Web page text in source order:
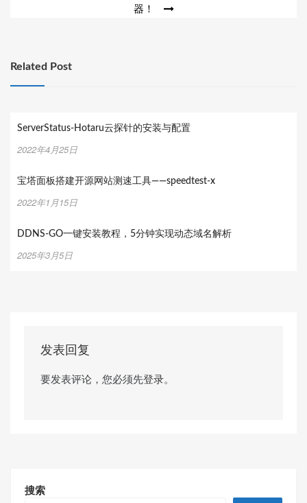
器！
Related Post
ServerStatus-Hotaru云探针的安装与配置
2022年4月25日
宝塔面板搭建开源网站测速工具——speedtest-x
2022年1月15日
DDNS-GO一键安装教程，5分钟实现动态域名解析
2025年3月5日
发表回复
要发表评论，您必须先登录。
搜索